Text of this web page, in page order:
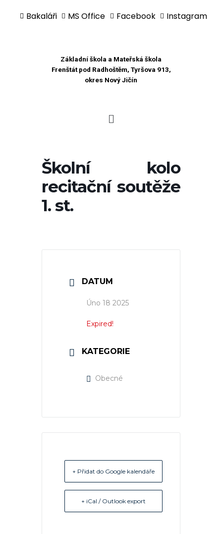
Bakaláři MS Office Facebook Instagram
Základní škola a Mateřská škola
Frenštát pod Radhoštěm, Tyršova 913,
okres Nový Jičín
Školní kolo
recitační soutěže
1. st.
DATUM
Úno 18 2025
Expired!
KATEGORIE
Obecné
+ Přidat do Google kalendáře
+ iCal / Outlook export